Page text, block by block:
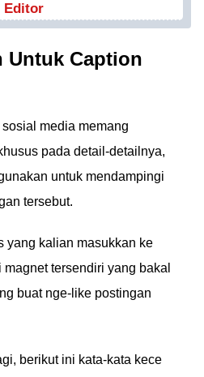
Editor
Untuk Caption
media memang
pada detail-detailnya,
untuk mendampingi
tersebut.
yang kalian masukkan ke
tersendiri yang bakal
buat nge-like postingan
berikut ini kata-kata kece